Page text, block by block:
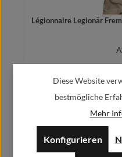
Légionnaire Legionär
Diese Website
bestmögliche
Mehr
Konfigurieren